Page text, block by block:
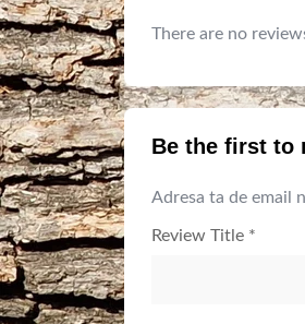
There are no
Be the first to
Adresa ta de email
Review Title *